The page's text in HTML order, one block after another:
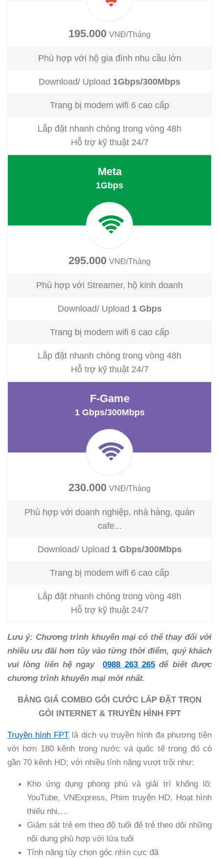
195.000 VNĐ/Tháng
Phù hợp với hộ gia đình nhu cầu lớn
Download/ Upload 1Gbps/300Mbps
Trang bị modem wifi 6 cao cấp
Lắp đặt nhanh chóng trong vòng 48h
Hỗ trợ kỹ thuật 24/7
Meta
1Gbps
295.000 VNĐ/Tháng
Phù hợp với Streamer, hộ kinh doanh
Download/ Upload 1Gbps
Trang bị modem wifi 6 cao cấp
Lắp đặt nhanh chóng trong vòng 48h
Hỗ trợ kỹ thuật 24/7
F-Game
1 Gbps/300Mbps
230.000 VNĐ/Tháng
Phù hợp với doanh nghiệp, nhà hàng, quán
cafe...
Download/ Upload 1 Gbps/300Mbps
Trang bị modem wifi 6 cao cấp
Lắp đặt nhanh chóng trong vòng 48h
Hỗ trợ kỹ thuật 24/7
Lưu ý: Chương trình khuyến mại có thể thay đổi với
nhiều ưu đãi hơn tùy vào từng thời điểm, quý khách
vui lòng liên hệ ngay
0988 263 265để biết được
chương trình khuyến mại mới nhất.
BẢNG GIÁ COMBO GÓI CƯỚC LẮP ĐẶT TRỌN
GÓI INTERNET & TRUYỀN HÌNH FPT
Truyền hình FPT là dịch vụ truyền hình đa phương tiện
với hơn 180 kênh trong nước và quốc tế trong đó có
gần 70 kênh HD; với nhiều tính năng vượt trội như:
Kho ứng dụng phong phú và giải trí khổng lồ:
YouTube, VNExpress, Phim truyện HD, Hoạt hình
thiếu nhi,…
Giám sát trẻ em theo độ tuổi để trẻ theo dõi những
nội dung phù hợp với lứa tuổi
Tính năng tùy chọn góc nhìn cực đã